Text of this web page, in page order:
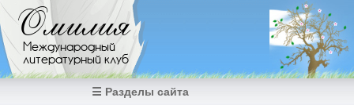
Перейти к основному содержанию
Омилия
Международный
литературный клуб
☰ Разделы сайта